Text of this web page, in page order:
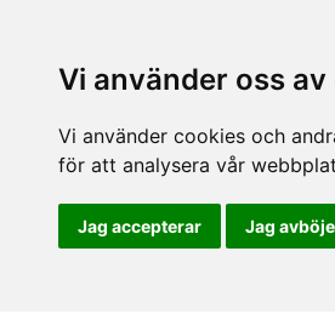
Vi använder oss
Vi använder cookies och
för att analysera vår
Jag accepterar Jag